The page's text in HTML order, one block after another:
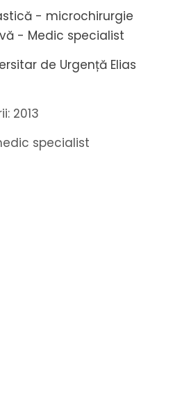
- microchirurgie
- Medic specialist
de Urgență Elias
2013
specialist